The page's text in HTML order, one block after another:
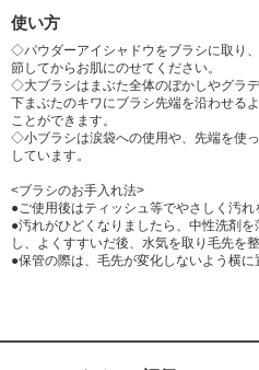
使い方
◇パウダーアイシャドウをブラシに取り
節してからお肌にのせてください。
◇大ブラシはまぶた全体のぼかしやグラ
下まぶたのキワにブラシ先端を沿わせる
ことができます。
◇小ブラシは涙袋への使用や、先端を使
しています。
<ブラシのお手入れ法>
●ご使用後はティッシュ等でやさしく汚れ
●汚れがひどくなりましたら、中性洗剤
し、よくすすいだ後、水気を取り毛先を
●保管の際は、毛先が変化しないよう横に